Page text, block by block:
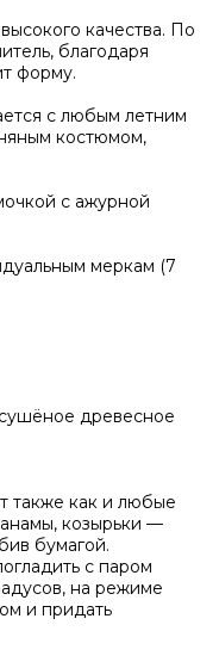
качества. По
благодаря
форму.
с любым летним
костюмом,
с ажурной
меркам (7
древесное
также как и любые
козырьки —
бумагой.
с паром
на режиме
и придать